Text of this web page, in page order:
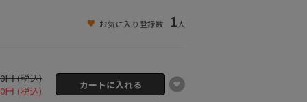
お気に入り登録数 1人
円 (税込)
円 (税込)